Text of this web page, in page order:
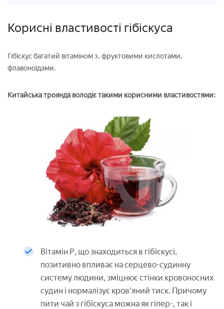
Корисні властивості гібіскуса
Гібіскус багатий вітаміном з, фруктовими кислотами,
флавоноїдами.
Китайська троянда володіє такими корисними властивостями:
Вітамін Р, що знаходиться в гібіскусі,
позитивно впливає на серцево-судинну
систему людини, зміцнює стінки кровоносних
судин і нормалізує кров'яний тиск. Причому
пити чай з гібіскуса можна як гіпер-, так і